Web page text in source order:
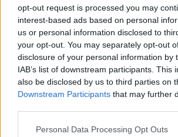
opt-out request is processed you may
interest-based ads based on personal
us or personal information disclosed to
your opt-out. You may separately opt-out
disclosure of your personal information by
IAB’s list of downstream participants. This
also be disclosed by us to third parties on
Downstream Participants that may further
Personal Data Processing Opt Outs